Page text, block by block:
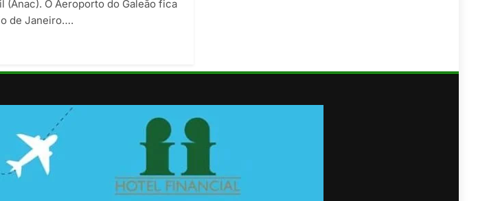
(Anac). O Aeroporto do Galeão fica
de Janeiro….